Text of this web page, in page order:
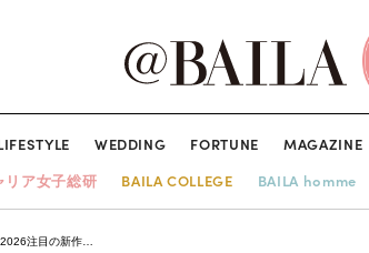
WEDDING FORTUNE MAGAZINE
リア女子総研
BAILA COLLEGE BAILA homme
】2026注目の新作…